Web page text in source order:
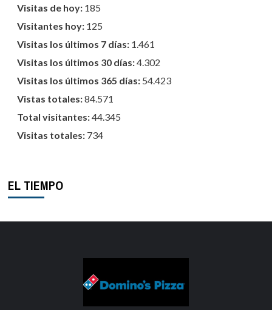
Visitas de hoy: 185
Visitantes hoy: 125
Visitas los últimos 7 días: 1.461
Visitas los últimos 30 días:4.302
Visitas los últimos 365 días: 54.423
Vistas totales:84.571
Total visitantes:44.345
Visitas totales: 734
EL TIEMPO